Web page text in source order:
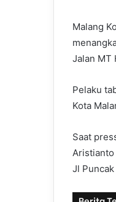
Malang
Jalan MT
Pelaku
Kota
Saat
Aristianto
Jl